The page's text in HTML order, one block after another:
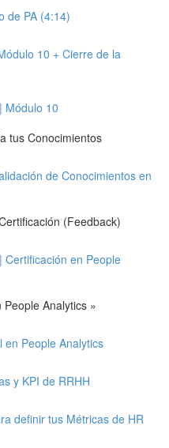
de PA (4:14)
10 + Cierre de la
Módulo 10
tus Conocimientos
de Conocimientos en
(Feedback)
Certificación en People
Analytics »
en People Analytics
y KPI de RRHH
definir tus Métricas de HR